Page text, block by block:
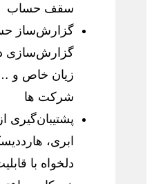
سقف حساب
گزارش‌ساز
گزارش‌سازی
زیان خاص و
شرکت ها
پشتیبان‌گیری
ابری،
دلخواه با